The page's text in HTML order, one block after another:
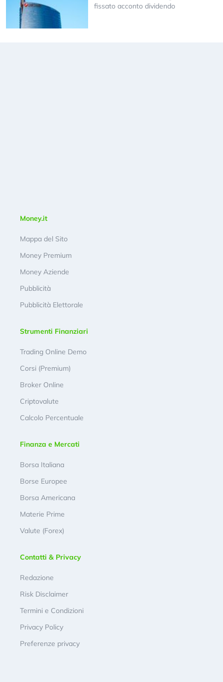
fissato acconto dividendo
Money.it
Mappa del Sito
Money Premium
Money Aziende
Pubblicità
Pubblicità Elettorale
Strumenti Finanziari
Trading Online Demo
Corsi (Premium)
Broker Online
Criptovalute
Calcolo Percentuale
Finanza e Mercati
Borsa Italiana
Borse Europee
Borsa Americana
Materie Prime
Valute (Forex)
Contatti & Privacy
Redazione
Risk Disclaimer
Termini e Condizioni
Privacy Policy
Preferenze privacy